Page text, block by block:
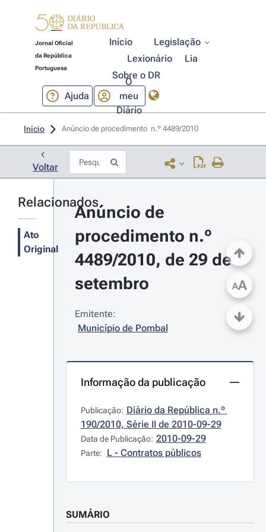
Jornal Oficial
da República
Portuguesa
Início
Legislação
Lexionário
Lia
Sobre o DR
Ajuda
O
meu
Diário
Início Anúncio de procedimento  n.º 4489/2010
Voltar
Relacionados
Ato
Original
Anúncio de
procedimento n.º
4489/2010, de 29 de
setembro
Emitente:
Município de Pombal
Informação da publicação
Publicação: Diário da República n.º
190/2010, Série II de 2010-09-29
Data de Publicação: 2010-09-29
Parte: L - Contratos públicos
SUMÁRIO
AA